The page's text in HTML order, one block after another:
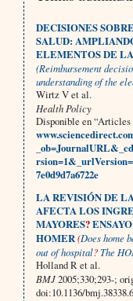
DECISIONES
SALUD:
ELEMENTOS DE
(Reimbursement
understanding of the
Wirtz V et al.
Health Policy
Disponible en “Articles
7e0d9d7a6722e
LA REVISIÓN DE
AFECTA LOS
MAYORES?
HOMER(Does home
out of hospital?The
Holland R et al.
BMJ2005;330;293-;
doi:10.1136/